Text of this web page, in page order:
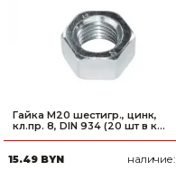
Гайка М20 шестигр., цинк,
кл.пр. 8, DIN 934 (20 шт в к...
15.49 BYN наличие: